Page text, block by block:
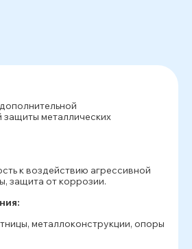
металлических
к воздействию агрессивной
защита от коррозии.
металлоконструкции, опоры